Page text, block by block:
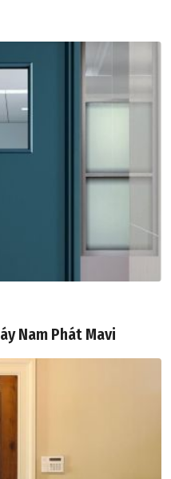
Nam Phát Mavi